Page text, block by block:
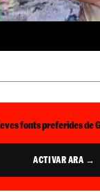
fonts preferides de
ACTIVAR ARA →